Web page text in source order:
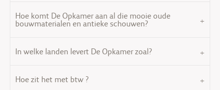
Hoe komt De Opkamer aan al die mooie oude
bouwmaterialen en antieke schouwen?
In welke landen levert De Opkamer zoal?
Hoe zit het met btw ?